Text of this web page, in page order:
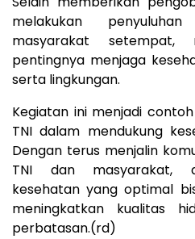
melakukan
masyarakat setempat,
pentingnya menjaga
serta lingkungan.
Kegiatan ini menjadi
TNI dalam mendukung
Dengan terus menjalin
TNI dan masyarakat,
kesehatan yang optimal
meningkatkan kualitas
perbatasan.(rd)